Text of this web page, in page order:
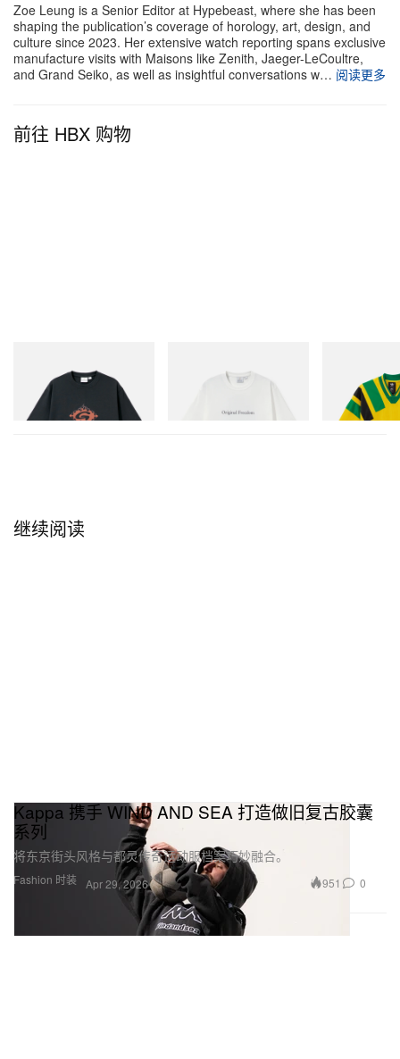
Zoe Leung is a Senior Editor at Hypebeast, where she has been
shaping the publication’s coverage of horology, art, design, and
culture since 2023. Her extensive watch reporting spans exclusive
manufacture visits with Maisons like Zenith, Jaeger-LeCoultre,
and Grand Seiko, as well as insightful conversations w… 阅读更多
前往 HBX 购物
Flame Tee
立刻购入
Adidas
Dead Disney
立刻购入
继续阅读
Fashion 时装
Kappa 携手 WIND AND SEA 打造做旧复古胶囊
系列
将东京街头风格与都灵传奇运动服档案巧妙融合。
Apr 29, 2026 951 0